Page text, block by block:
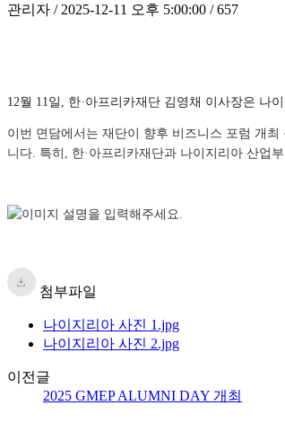
관리자 / 2025-12-11 오후 5:00:00 / 657
12월 11일, 한·아프리카재단 김영채 이사장은 나
이번 면담에서는 재단이 향후 비즈니스 포럼 개
니다. 특히, 한·아프리카재단과 나이지리아 산업
첨부파일
나이지리아 사진 1.jpg
나이지리아 사진 2.jpg
이전글
2025 GMEP ALUMNI DAY 개최